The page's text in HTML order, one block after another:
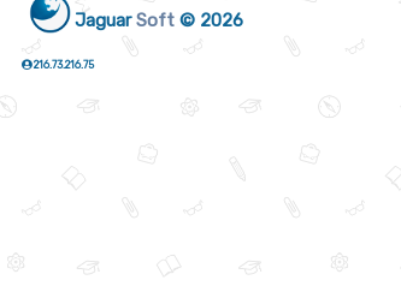
JaguarSoft © 2026
216.73.216.75